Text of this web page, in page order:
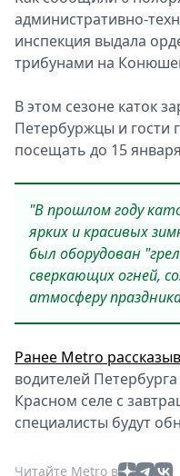
административно-
инспекция выдала
трибунами на
В этом сезоне каток
Петербуржцы и гости
посещать до 15
"В прошлом году
ярких и красивых
был оборудован
сверкающих огней,
атмосферу
Ранее Metro
водителей
Красном селе с
специалисты будут
Читайте Metro в